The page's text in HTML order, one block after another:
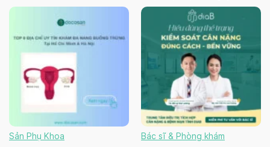
Thanh Tú
Sản Phụ Khoa Bác sĩ & Phòng khám